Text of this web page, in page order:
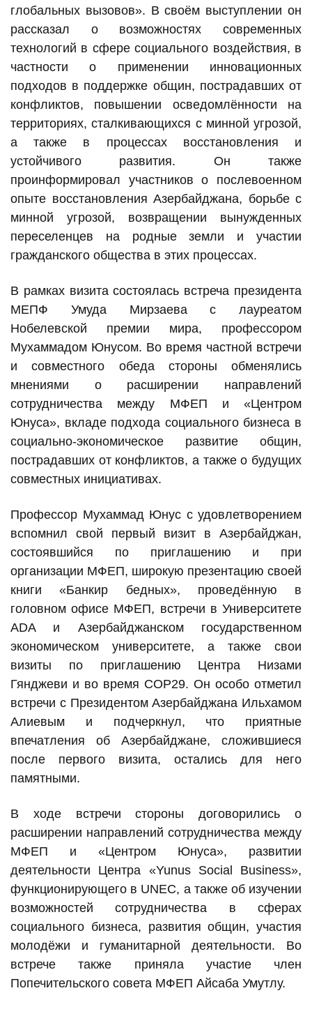
глобальных вызовов». В своём выступлении он
рассказал о возможностях современных
технологий в сфере социального воздействия, в
частности о применении инновационных
подходов в поддержке общин, пострадавших от
конфликтов, повышении осведомлённости на
территориях, сталкивающихся с минной угрозой,
а также в процессах восстановления и
устойчивого развития. Он также
проинформировал участников о послевоенном
опыте восстановления Азербайджана, борьбе с
минной угрозой, возвращении вынужденных
переселенцев на родные земли и участии
гражданского общества в этих процессах.
В рамках визита состоялась встреча президента
МЕПФ Умуда Мирзаева с лауреатом
Нобелевской премии мира, профессором
Мухаммадом Юнусом. Во время частной встречи
и совместного обеда стороны обменялись
мнениями о расширении направлений
сотрудничества между МФЕП и «Центром
Юнуса», вкладе подхода социального бизнеса в
социально-экономическое развитие общин,
пострадавших от конфликтов, а также о будущих
совместных инициативах.
Профессор Мухаммад Юнус с удовлетворением
вспомнил свой первый визит в Азербайджан,
состоявшийся по приглашению и при
организации МФЕП, широкую презентацию своей
книги «Банкир бедных», проведённую в
головном офисе МФЕП, встречи в Университете
ADA и Азербайджанском государственном
экономическом университете, а также свои
визиты по приглашению Центра Низами
Гянджеви и во время COP29. Он особо отметил
встречи с Президентом Азербайджана Ильхамом
Алиевым и подчеркнул, что приятные
впечатления об Азербайджане, сложившиеся
после первого визита, остались для него
памятными.
В ходе встречи стороны договорились о
расширении направлений сотрудничества между
МФЕП и «Центром Юнуса», развитии
деятельности Центра «Yunus Social Business»,
функционирующего в UNEC, а также об изучении
возможностей сотрудничества в сферах
социального бизнеса, развития общин, участия
молодёжи и гуманитарной деятельности. Во
встрече также приняла участие член
Попечительского совета МФЕП Айсаба Умутлу.